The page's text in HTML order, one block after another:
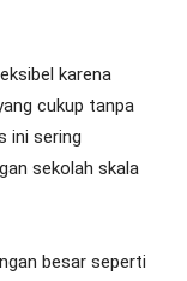
karena
cukup tanpa
ini sering
sekolah skala
besar seperti